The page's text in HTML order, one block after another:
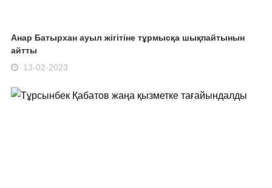
Анар Батырхан ауыл жігітіне тұрмысқа шықпайтынын
айтты
13-02-2023